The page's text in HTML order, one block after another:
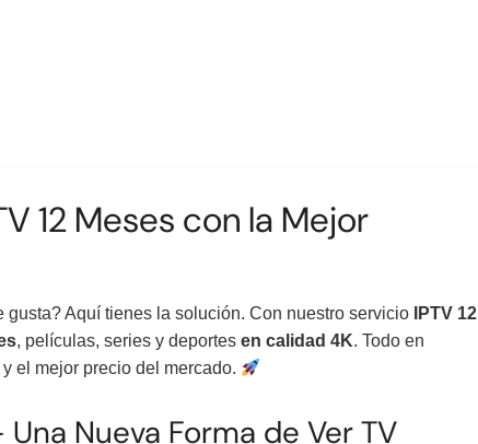
12 Meses con la Mejor
Aquí tienes la solución. Con nuestro servicio
IPTV 12
, películas, series y deportes en calidad 4K. Todo en
el mejor precio del mercado.
Nueva Forma de Ver TV